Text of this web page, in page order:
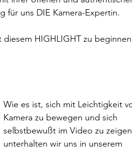
für uns DIE Kamera-Expertin.
diesem HIGHLIGHT zu
Wie es ist, sich mit Leichtigkeit
Kamera zu bewegen und sich
selbstbewußt im Video zu
unterhalten wir uns in unserem